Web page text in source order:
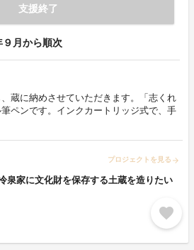
支援終了
月から順次
蔵に納めさせていただきます。「志くれ
ペンです。インクカートリッジ式で、手
プロジェクトを見る arrow_forward
泉家に文化財を保存する土蔵を造りたい
favorite